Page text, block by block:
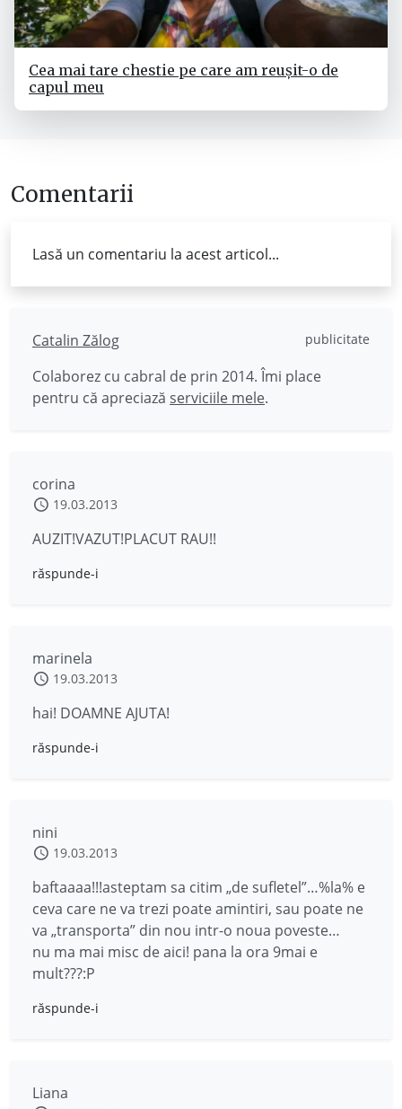
Cea mai tare chestie pe care am reușit-o de
capul meu
Comentarii
Lasă un comentariu la acest articol...
Catalin Zălog publicitate
Colaborez cu cabral de prin 2014. Îmi place
pentru că apreciază serviciile mele.
corina
19.03.2013
AUZIT!VAZUT!PLACUT RAU!!
răspunde-i
marinela
19.03.2013
hai! DOAMNE AJUTA!
răspunde-i
nini
19.03.2013
baftaaaa!!!asteptam sa citim „de sufletel”…%la% e
ceva care ne va trezi poate amintiri, sau poate ne
va „transporta” din nou intr-o noua poveste…
nu ma mai misc de aici! pana la ora 9mai e
mult???:P
răspunde-i
Liana